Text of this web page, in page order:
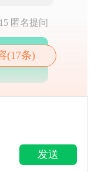
匿名提问
议 并
(17条)
发送